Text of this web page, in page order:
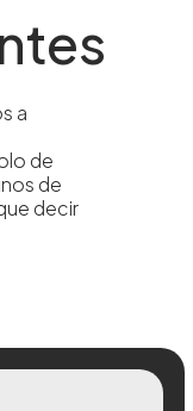
a
de
de
decir